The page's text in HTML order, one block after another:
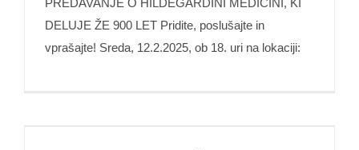
PREDAVANJE O HILDEGARDINI MEDICINI, KI
DELUJE ŽE 900 LET Pridite, poslušajte in
vprašajte! Sreda, 12.2.2025, ob 18. uri na lokaciji: